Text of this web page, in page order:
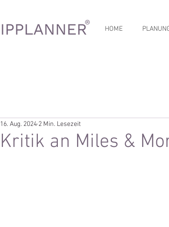
HOME
Kritik an Miles &
16. Aug. 2024 2 Min. Lesezeit